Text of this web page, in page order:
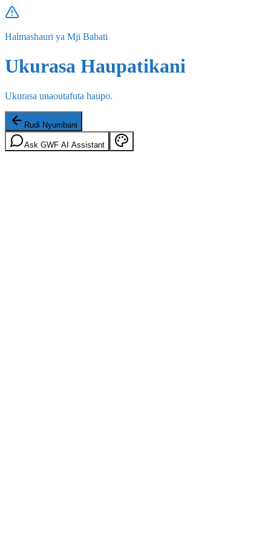
Halmashauri ya Mji Babati
Ukurasa Haupatikani
Ukurasa unaoutafuta haupo.
Rudi Nyumbani
Ask GWF AI Assistant